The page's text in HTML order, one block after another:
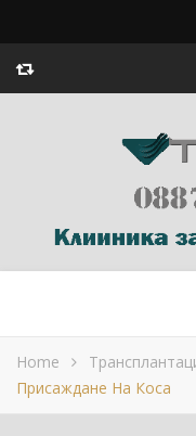
Home
Присаждане На Коса